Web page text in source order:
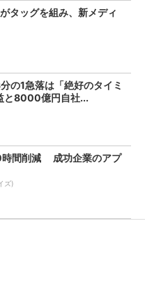
タッグを組み、新メディ
の1急落は「絶好のタイミ
と8000億円自社...
間削減 成功企業のアプ
ズ)